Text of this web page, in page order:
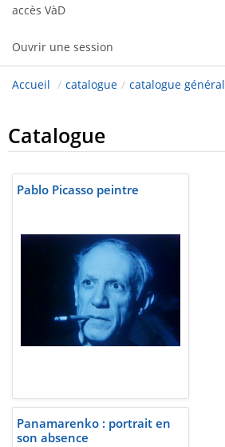
accès VàD
Ouvrir une session
Accueil / catalogue / catalogue général
Catalogue
Pablo Picasso peintre
Panamarenko : portrait en
son absence